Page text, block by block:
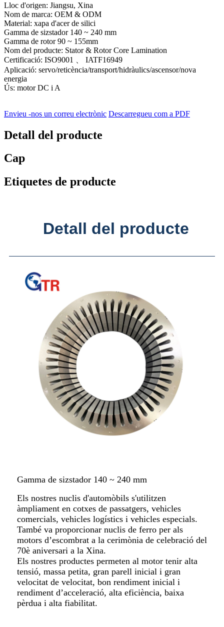
Lloc d'origen: Jiangsu, Xina
Nom de marca: OEM & ODM
Material: xapa d'acer de silici
Gamma de sizstador 140 ~ 240 mm
Gamma de rotor 90 ~ 155mm
Nom del producte: Stator & Rotor Core Lamination
Certificació: ISO9001 、 IATF16949
Aplicació: servo/reticència/transport/hidràulics/ascensor/nova
energia
Ús: motor DC i A
Envieu -nos un correu electrònic Descarregueu com a PDF
Detall del producte
Cap
Etiquetes de producte
Detall del producte
Gamma de sizstador 140 ~ 240 mm
Els nostres nuclis d'automòbils s'utilitzen
àmpliament en cotxes de passatgers, vehicles
comercials, vehicles logístics i vehicles especials.
També va proporcionar nuclis de ferro per als
motors d’escombrat a la cerimònia de celebració del
70è aniversari a la Xina.
Els nostres productes permeten al motor tenir alta
tensió, massa petita, gran parell inicial i gran
velocitat de velocitat, bon rendiment inicial i
rendiment d’acceleració, alta eficiència, baixa
pèrdua i alta fiabilitat.